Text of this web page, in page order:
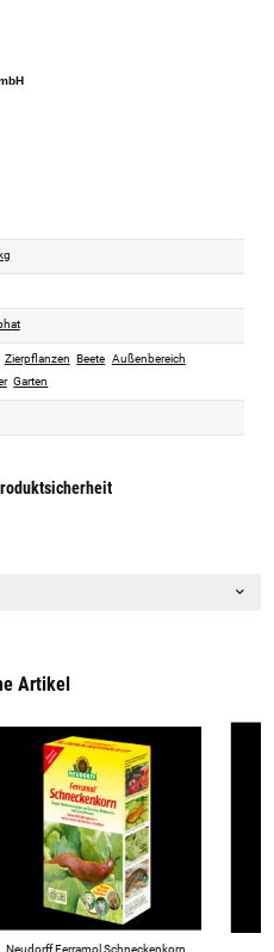
Zierpflanzen Beete Außenbereich
Garten
Artikel
Neudorff Ferramol Schneckenkorn